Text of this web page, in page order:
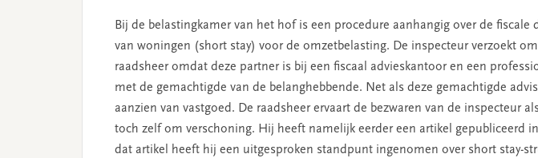
Bij de belastingkamer van het hof is een procedure aanhangig over de fiscale
van woningen (short stay) voor de omzetbelasting. De inspecteur verzoekt
raadsheer omdat deze partner is bij een fiscaal advieskantoor en een
met de gemachtigde van de belanghebbende. Net als deze gemachtigde
aanzien van vastgoed. De raadsheer ervaart de bezwaren van de inspecteur
toch zelf om verschoning. Hij heeft namelijk eerder een artikel gepubliceerd
dat artikel heeft hij een uitgesproken standpunt ingenomen over short stay-